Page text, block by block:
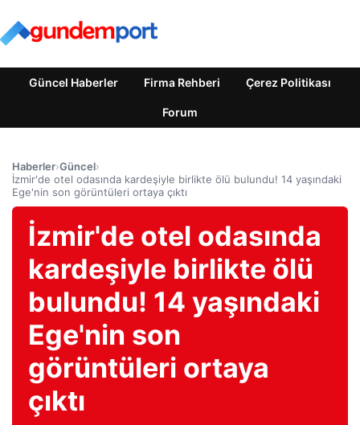
Güncel Haberler Firma Rehberi Çerez Politikası
Forum
Haberler›Güncel›
İzmir'de otel odasında kardeşiyle birlikte ölü bulundu! 14 yaşındaki
Ege'nin son görüntüleri ortaya çıktı
İzmir'de otel odasında
kardeşiyle birlikte ölü
bulundu! 14 yaşındaki
Ege'nin son
görüntüleri ortaya
çıktı